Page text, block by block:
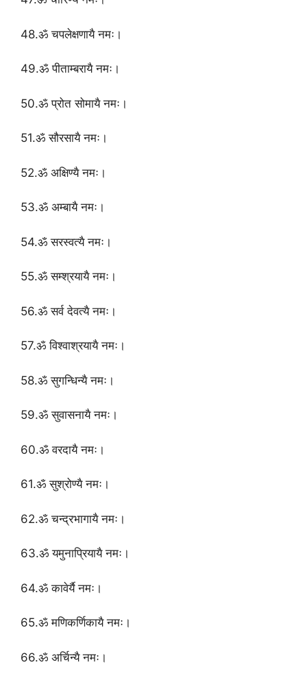
48.ॐ चपलेक्षणायै नमः।
49.ॐ पीताम्बरायै नमः।
50.ॐ प्रोत सोमायै नमः।
51.ॐ सौरसायै नमः।
52.ॐ अक्षिण्यै नमः।
53.ॐ अम्बायै नमः।
54.ॐ सरस्वत्यै नमः।
55.ॐ सम्श्रयायै नमः।
56.ॐ सर्व देवत्यै नमः।
57.ॐ विश्वाश्रयायै नमः।
58.ॐ सुगन्धिन्यै नमः।
59.ॐ सुवासनायै नमः।
60.ॐ वरदायै नमः।
61.ॐ सुश्रोण्यै नमः।
62.ॐ चन्द्रभागायै नमः।
63.ॐ यमुनाप्रियायै नमः।
64.ॐ कावेर्यै नमः।
65.ॐ मणिकर्णिकायै नमः।
66.ॐ अर्चिन्यै नमः।